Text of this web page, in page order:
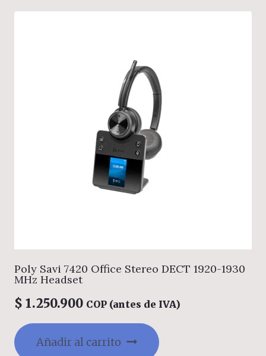
Poly Savi 7420 Office Stereo DECT 1920-1930
MHz Headset
$ 1.250.900 COP (antes de IVA)
Añadir al carrito